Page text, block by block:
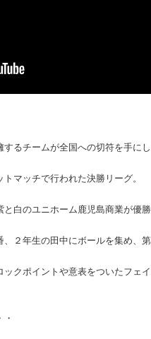
るチームが全国への切符を手にし
マッチで行われた決勝リーグ。
白のユニホーム鹿児島商業が優勝
２年生の田中にボールを集め、第
クポイントや意表をついたフ